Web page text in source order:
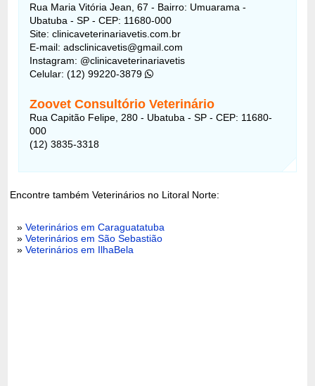
Rua Maria Vitória Jean, 67 - Bairro: Umuarama -
Ubatuba - SP - CEP: 11680-000
Site: clinicaveterinariavetis.com.br
E-mail: adsclinicavetis@gmail.com
Instagram: @clinicaveterinariavetis
Celular: (12) 99220-3879
Zoovet Consultório Veterinário
Rua Capitão Felipe, 280 - Ubatuba - SP - CEP: 11680-
000
(12) 3835-3318
Encontre também Veterinários no Litoral Norte:
»Veterinários em Caraguatatuba
»Veterinários em São Sebastião
»Veterinários em IlhaBela